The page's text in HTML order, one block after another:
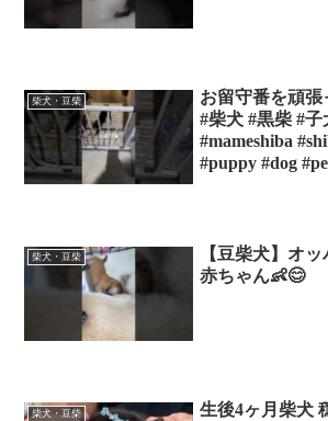
柴犬・豆柴
お留守番を頑
#柴犬 #黒柴 #子
#mameshiba
#puppy #dog
柴犬・豆柴
【豆柴犬】オ
赤ちゃん👶😊
柴犬・豆柴
生後4ヶ月柴犬